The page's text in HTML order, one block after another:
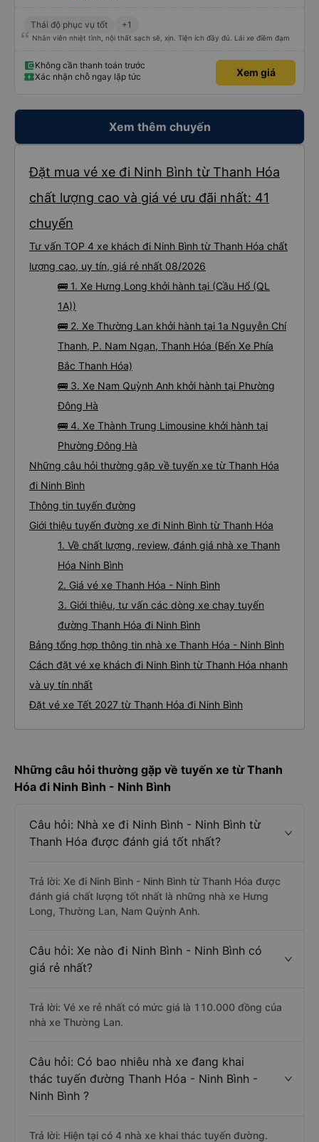
Thái độ phục vụ tốt +1
Nhân viên nhiệt tình, nội thất sạch sẽ, xịn. Tiện ích đầy đủ. Lái xe điềm đạm
Không cần thanh toán trước
Xác nhận chỗ ngay lập tức
Xem giá
Xem thêm chuyến
Đặt mua vé xe đi Ninh Bình từ Thanh Hóa
chất lượng cao và giá vé ưu đãi nhất: 41
chuyến
Tư vấn TOP 4 xe khách đi Ninh Bình từ Thanh Hóa chất
lượng cao, uy tín, giá rẻ nhất 08/2026
🚌 1. Xe Hưng Long khởi hành tại (Cầu Hổ (QL
1A))
🚌 2. Xe Thường Lan khởi hành tại 1a Nguyễn Chí
Thanh, P. Nam Ngạn, Thanh Hóa (Bến Xe Phía
Bắc Thanh Hóa)
🚌 3. Xe Nam Quỳnh Anh khởi hành tại Phường
Đông Hà
🚌 4. Xe Thành Trung Limousine khởi hành tại
Phường Đông Hà
Những câu hỏi thường gặp về tuyến xe từ Thanh Hóa
đi Ninh Bình
Thông tin tuyến đường
Giới thiệu tuyến đường xe đi Ninh Bình từ Thanh Hóa
1. Về chất lượng, review, đánh giá nhà xe Thanh
Hóa Ninh Bình
2. Giá vé xe Thanh Hóa - Ninh Bình
3. Giới thiệu, tư vấn các dòng xe chạy tuyến
đường Thanh Hóa đi Ninh Bình
Bảng tổng hợp thông tin nhà xe Thanh Hóa - Ninh Bình
Cách đặt vé xe khách đi Ninh Bình từ Thanh Hóa nhanh
và uy tín nhất
Đặt vé xe Tết 2027 từ Thanh Hóa đi Ninh Bình
Những câu hỏi thường gặp về tuyến xe từ Thanh
Hóa đi Ninh Bình - Ninh Bình
Câu hỏi: Nhà xe đi Ninh Bình - Ninh Bình từ
Thanh Hóa được đánh giá tốt nhất?
Trả lời: Xe đi Ninh Bình - Ninh Bình từ Thanh Hóa được
đánh giá chất lượng tốt nhất là những nhà xe Hưng
Long, Thường Lan, Nam Quỳnh Anh.
Câu hỏi: Xe nào đi Ninh Bình - Ninh Bình có
giá rẻ nhất?
Trả lời: Vé xe rẻ nhất có mức giá là 110.000 đồng của
nhà xe Thường Lan.
Câu hỏi: Có bao nhiêu nhà xe đang khai
thác tuyến đường Thanh Hóa - Ninh Bình -
Ninh Bình ?
Trả lời: Hiện tại có 4 nhà xe khai thác tuyến đường.